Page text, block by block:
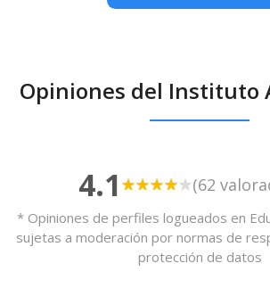
Opiniones del Instituto
4.1 (62
* Opiniones de perfiles logueados en
sujetas a moderación por normas de
protección de datos